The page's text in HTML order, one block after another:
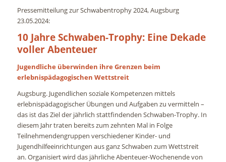
Pressemitteilung zur Schwabentrophy 2024, Augsburg
23.05.2024:
10 Jahre Schwaben-Trophy: Eine Dekade
voller Abenteuer
Jugendliche überwinden ihre Grenzen beim
erlebnispädagogischen Wettstreit
Augsburg. Jugendlichen soziale Kompetenzen mittels
erlebnispädagogischer Übungen und Aufgaben zu vermitteln –
das ist das Ziel der jährlich stattfindenden Schwaben-Trophy. In
diesem Jahr traten bereits zum zehnten Mal in Folge
Teilnehmendengruppen verschiedener Kinder- und
Jugendhilfeeinrichtungen aus ganz Schwaben zum Wettstreit
an. Organisiert wird das jährliche Abenteuer-Wochenende von